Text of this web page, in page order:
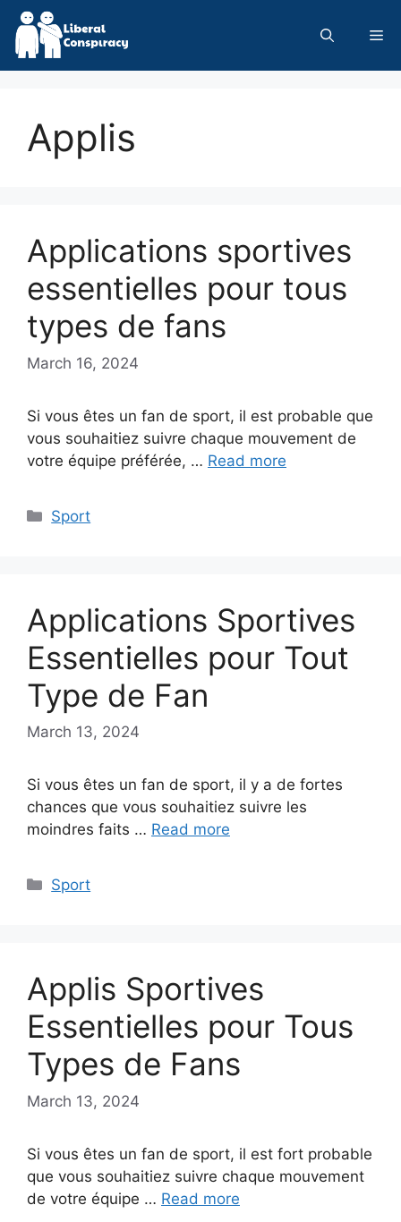
Skip
content
Applis
Applications sportives
essentielles pour tous
types de fans
March 16, 2024
Si vous êtes un fan de sport, il est probable que
vous souhaitiez suivre chaque mouvement de
votre équipe préférée, … Read more
Categories
Sport
Applications Sportives
Essentielles pour Tout
Type de Fan
March 13, 2024
Si vous êtes un fan de sport, il y a de fortes
chances que vous souhaitiez suivre les
moindres faits … Read more
Categories
Sport
Applis Sportives
Essentielles pour Tous
Types de Fans
March 13, 2024
Si vous êtes un fan de sport, il est fort probable
que vous souhaitiez suivre chaque mouvement
de votre équipe … Read more